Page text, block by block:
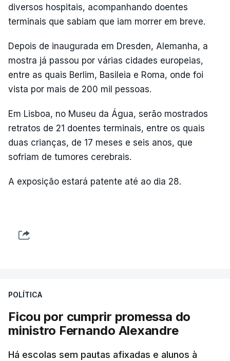
diversos hospitais, acompanhando doentes
terminais que sabiam que iam morrer em breve.
Depois de inaugurada em Dresden, Alemanha, a
mostra já passou por várias cidades europeias,
entre as quais Berlim, Basileia e Roma, onde foi
vista por mais de 200 mil pessoas.
Em Lisboa, no Museu da Água, serão mostrados
retratos de 21 doentes terminais, entre os quais
duas crianças, de 17 meses e seis anos, que
sofriam de tumores cerebrais.
A exposição estará patente até ao dia 28.
POLÍTICA
Ficou por cumprir promessa do
ministro Fernando Alexandre
Há escolas sem pautas afixadas e alunos à